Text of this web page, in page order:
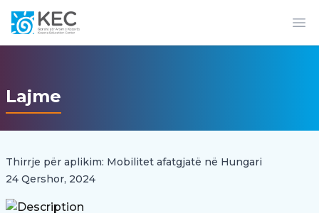
Lajme
Thirrje për aplikim: Mobilitet afatgjatë në Hungari
24 Qershor, 2024